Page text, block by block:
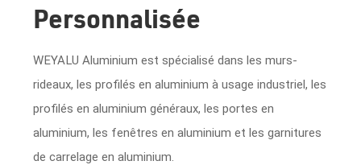
Personnalisée
WEYALU Aluminium est spécialisé dans les murs-
rideaux, les profilés en aluminium à usage industriel, les
profilés en aluminium généraux, les portes en
aluminium, les fenêtres en aluminium et les garnitures
de carrelage en aluminium.